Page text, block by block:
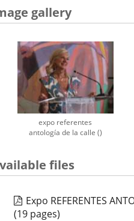
gallery
expo referentes
antología de la calle ()
files
Expo REFERENTES
(19 pages)